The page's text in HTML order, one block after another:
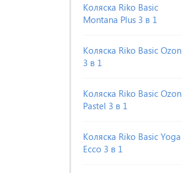
Коляска Riko Basic
Montana Plus 3 в 1
Коляска Riko Basic Ozon
3 в 1
Коляска Riko Basic Ozon
Pastel 3 в 1
Коляска Riko Basic Yoga
Ecco 3 в 1